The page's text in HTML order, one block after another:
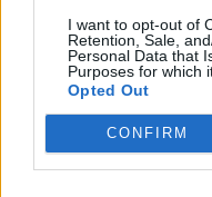
I want to opt-out of
Retention, Sale,
Personal Data that
Purposes for which
Opted Out
CONFIRM